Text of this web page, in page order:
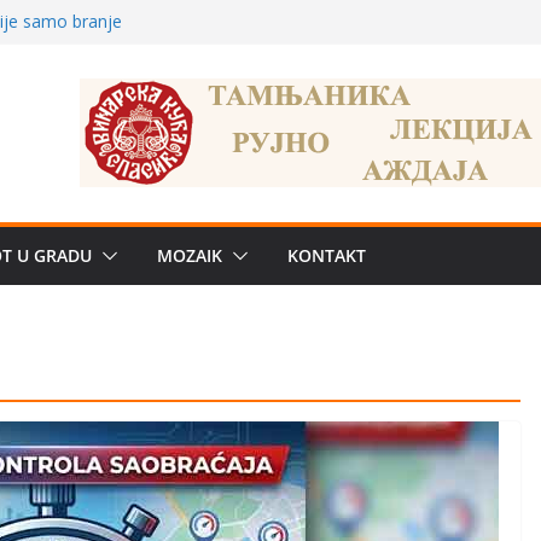
Od
medicinske
U GRADU MOZAIK KONTAKT